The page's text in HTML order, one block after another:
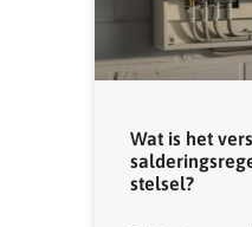
Wat is het
stelsel?